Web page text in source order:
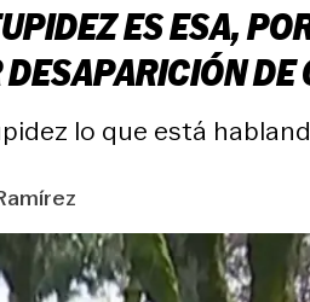
ES ESA,
DE
lo que está